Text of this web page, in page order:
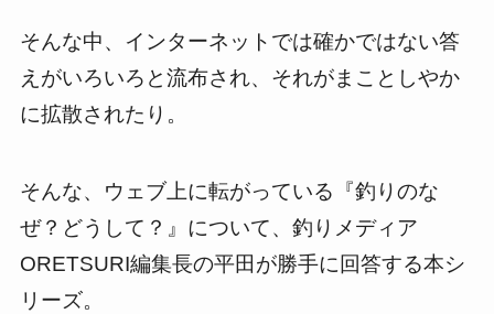
そんな中、インターネットでは確かではない答
えがいろいろと流布され、それがまことしやか
に拡散されたり。
そんな、ウェブ上に転がっている『釣りのな
ぜ？どうして？』について、釣りメディア
ORETSURI編集長の平田が勝手に回答する本シ
リーズ。